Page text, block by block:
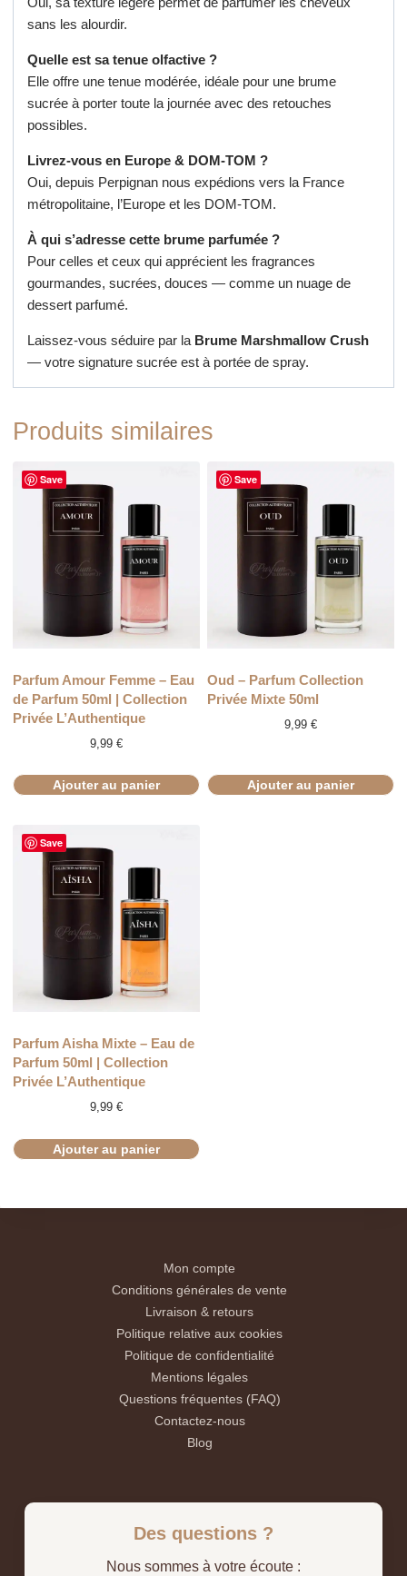
sans les alourdir.
Quelle est sa tenue olfactive ?
Elle offre une tenue modérée, idéale pour une brume
sucrée à porter toute la journée avec des retouches
possibles.
Livrez-vous en Europe & DOM-TOM ?
Oui, depuis Perpignan nous expédions vers la France
métropolitaine, l’Europe et les DOM-TOM.
À qui s’adresse cette brume parfumée ?
Pour celles et ceux qui apprécient les fragrances
gourmandes, sucrées, douces — comme un nuage de
dessert parfumé.
Laissez-vous séduire par la Brume Marshmallow Crush
— votre signature sucrée est à portée de spray.
Produits similaires
Save
Parfum Amour Femme – Eau
de Parfum 50ml | Collection
Privée L’Authentique
9,99 €
Ajouter au panier
Save
Oud – Parfum Collection
Privée Mixte 50ml
9,99€
Ajouter au panier
Save
Parfum Aisha Mixte – Eau de
Parfum 50ml | Collection
Privée L’Authentique
9,99 €
Ajouter au panier
Mon compte
Conditions générales de vente
Livraison & retours
Politique relative aux cookies
Politique de confidentialité
Mentions légales
Questions fréquentes (FAQ)
Contactez-nous
Blog
Des questions ?
Nous sommes à votre écoute :